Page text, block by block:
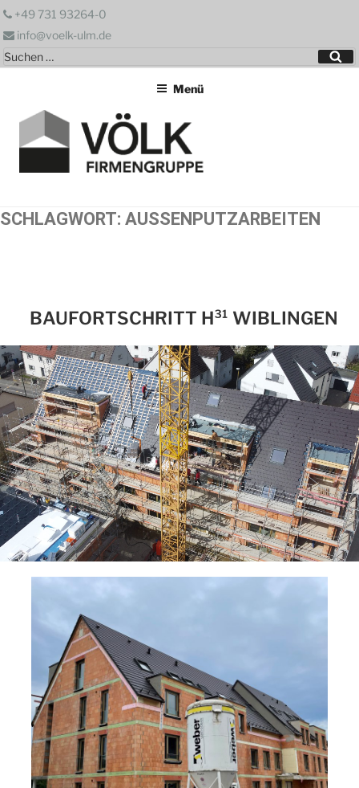
Zum
springen
+49 731 93264-0
info@voelk-ulm.de
Suchen
nach:
Menü
SCHLAGWORT: AUSSENPUTZARBEITEN
BAUFORTSCHRITT H³¹ WIBLINGEN